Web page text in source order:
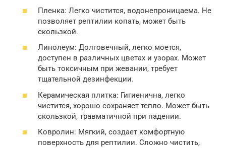
Пленка: Легко чистится, водонепроницаема. Не
позволяет рептилии копать, может быть
скользкой.
Линолеум: Долговечный, легко моется,
доступен в различных цветах и узорах. Может
быть токсичным при жевании, требует
тщательной дезинфекции.
Керамическая плитка: Гигиенична, легко
чистится, хорошо сохраняет тепло. Может быть
скользкой, травматичной при падении.
Ковролин: Мягкий, создает комфортную
поверхность для рептилии. Сложно чистить,